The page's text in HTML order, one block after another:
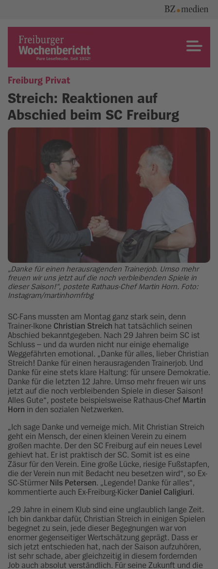
content
Freiburger Wochenbericht
Freiburg Privat
Streich: Reaktionen auf
Abschied beim SC Freiburg
„Danke für einen herausragenden Trainerjob. Umso mehr
freuen wir uns jetzt auf die noch verbleibenden Spiele in
dieser Saison!“, postete Rathaus-Chef Martin Horn. Foto:
Instagram/martinhornfrbg
SC-Fans mussten am Montag ganz stark sein, denn
Trainer-Ikone Christian Streich hat tatsächlich seinen
Abschied bekanntgegeben. Nach 29 Jahren beim SC ist
Schluss – und da wurden nicht nur einige ehemalige
Weggefährten emotional. „Danke für alles, lieber Christian
Streich! Danke für einen herausragenden Trainerjob. Und
Danke für eine stets klare Haltung: für unsere Demokratie.
Danke für die letzten 12 Jahre. Umso mehr freuen wir uns
jetzt auf die noch verbleibenden Spiele in dieser Saison!
Alles Gute“, postete beispielsweise Rathaus-Chef Martin
Horn in den sozialen Netzwerken.
„Ich sage Danke und verneige mich. Mit Christian Streich
geht ein Mensch, der einen kleinen Verein zu einem
großen machte. Der den SC Freiburg auf ein neues Level
gehievt hat. Er ist praktisch der SC. Somit ist es eine
Zäsur für den Verein. Eine große Lücke, riesige Fußstapfen,
die der Verein nun mit Bedacht neu besetzen wird“, so Ex-
SC-Stürmer Nils Petersen. „Legende! Danke für alles“,
kommentierte auch Ex-Freiburg-KickerDaniel Caligiuri.
„29 Jahre in einem Klub sind eine unglaublich lange Zeit.
Ich bin dankbar dafür, Christian Streich in einigen Spielen
begegnet zu sein, jede dieser Begegnungen war von
enormer gegenseitiger Wertschätzung geprägt. Dass er
sich jetzt entschieden hat, nach der Saison aufzuhören,
ist sehr schade, aber gleichzeitig in diesem fordernden
Job auch absolut verständlich. Für seine Zukunft und die